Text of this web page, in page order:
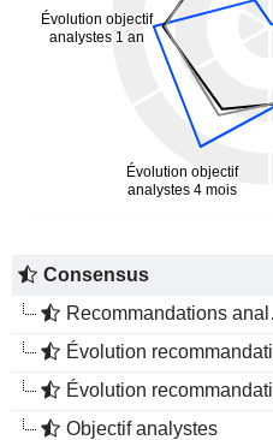
Consensus
Recommandations analystes
Évolution recommandations analystes 1 an
Évolution recommandations analystes 4 mois
Objectif analystes